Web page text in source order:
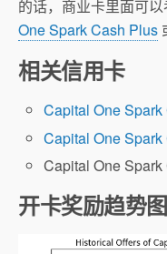
的话，商业卡里面可
One Spark Cash Plus
相关信用卡
Capital One
Capital One Spark
Capital One Spark
开卡奖励趋势图